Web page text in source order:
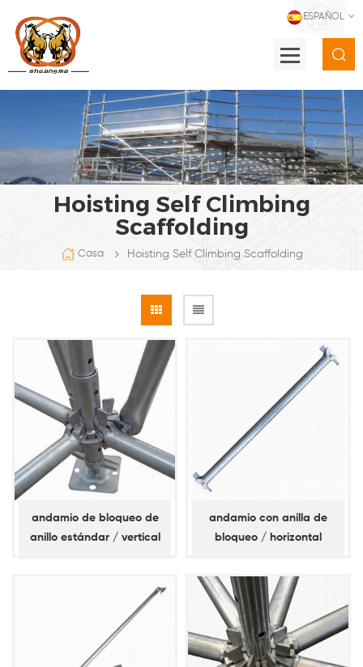
ESPAÑOL
Hoisting Self Climbing
Scaffolding
Casa Hoisting Self Climbing Scaffolding
andamio de bloqueo de
anillo estándar / vertical
andamio con anilla de
bloqueo / horizontal